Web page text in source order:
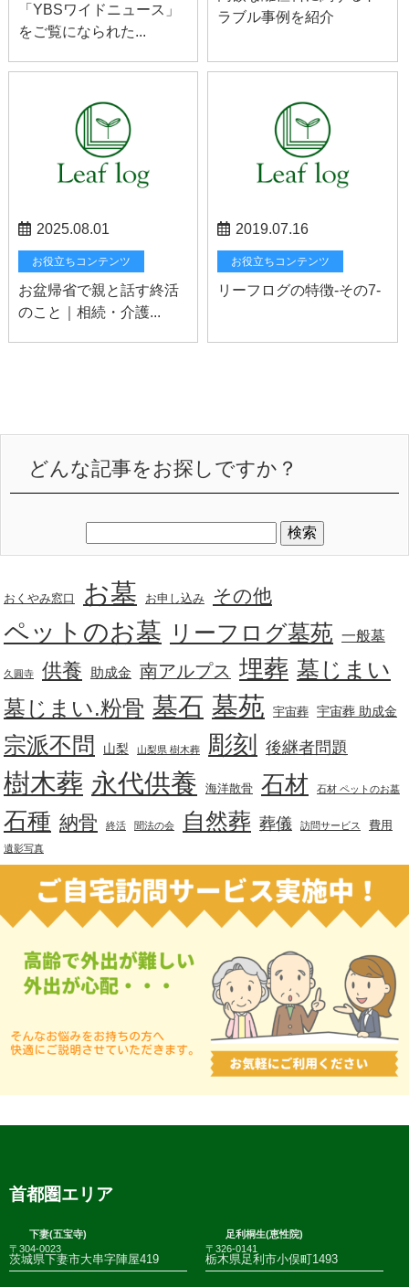
「YBSワイドニュース」
をご覧になられた...
ラブル事例を紹介
2025.08.01
お役立ちコンテンツ
お盆帰省で親と話す終活
のこと｜相続・介護...
2019.07.16
お役立ちコンテンツ
リーフログの特徴-その7-
どんな記事をお探しですか？
おくやみ窓口 お墓 お申し込み その他
ペットのお墓 リーフログ墓苑 一般墓
久圓寺 供養 助成金 南アルプス 埋葬 墓じまい
墓じまい.粉骨 墓石 墓苑 宇宙葬 宇宙葬 助成金
宗派不問 山梨 山梨県 樹木葬 彫刻 後継者問題
樹木葬 永代供養 海洋散骨 石材 石材 ペットのお墓
石種 納骨 終活 聞法の会 自然葬 葬儀 訪問サービス 費用
遺影写真
首都圏エリア
下妻(五宝寺)
〒304-0023
茨城県下妻市大串字陣屋419
足利桐生(恵性院)
〒326-0141
栃木県足利市小俣町1493